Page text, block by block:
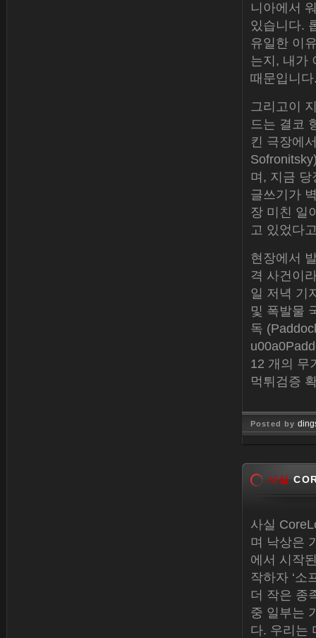
니아에서
있습니다.
유일한 이
는지, 내가
때문입니
그리고이
드는 결코
킨 극장에
며, 지금
글쓰기가
장 미친 일
고 있었다
현장에서
격 사건이
일 저녁 기
및 폭발물
독
12 개의 무
먹튀검증
Posted by
사실
사실
며 낙상은
에서 시작
작하자 ‘소
더 작은 종
중 일부는
다. 우리는